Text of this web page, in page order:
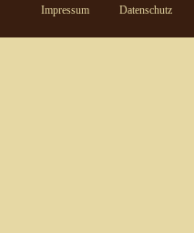
Impressum Datenschutz